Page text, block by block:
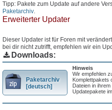
Tipp: Pakete zum Update auf andere
Paketarchiv.
Erweiterter Updater
Dieser Updater ist für Foren mit
bei dir nicht zutrifft, empfehlen wir ein
Downloads:
Paketarchiv
[deutsch]
Hinweis
Wir empfehlen
Komplettpakets
Dateien in
Updatepakete